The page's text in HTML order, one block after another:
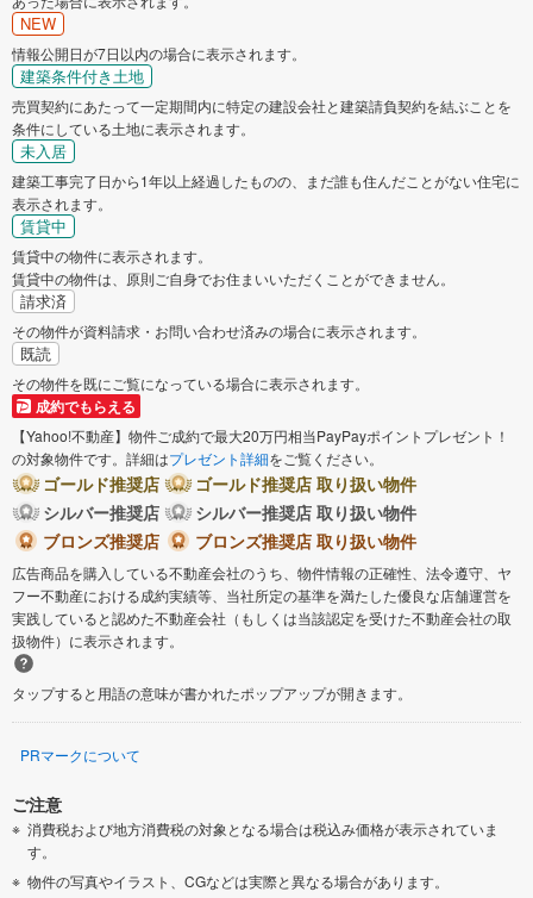
NEW
情報公開日が7日以内の場合に表示されます。
建築条件付き土地
売買契約にあたって一定期間内に特定の建設会社と建築請負契約を結ぶことを
条件にしている土地に表示されます。
未入居
建築工事完了日から1年以上経過したものの、まだ誰も住んだことがない住宅に
表示されます。
賃貸中
賃貸中の物件に表示されます。
賃貸中の物件は、原則ご自身でお住まいいただくことができません。
請求済
その物件が資料請求・お問い合わせ済みの場合に表示されます。
既読
その物件を既にご覧になっている場合に表示されます。
成約でもらえる
【Yahoo!不動産】物件ご成約で最大20万円相当PayPayポイントプレゼント！
の対象物件です。詳細はプレゼント詳細をご覧ください。
ゴールド推奨店
ゴールド推奨店 取り扱い物件
シルバー推奨店
シルバー推奨店 取り扱い物件
ブロンズ推奨店
ブロンズ推奨店 取り扱い物件
広告商品を購入している不動産会社のうち、物件情報の正確性、法令遵守、ヤ
フー不動産における成約実績等、当社所定の基準を満たした優良な店舗運営を
実践していると認めた不動産会社（もしくは当該認定を受けた不動産会社の取
扱物件）に表示されます。
タップすると用語の意味が書かれたポップアップが開きます。
PRマークについて
ご注意
消費税および地方消費税の対象となる場合は税込み価格が表示されていま
す。
物件の写真やイラスト、CGなどは実際と異なる場合があります。